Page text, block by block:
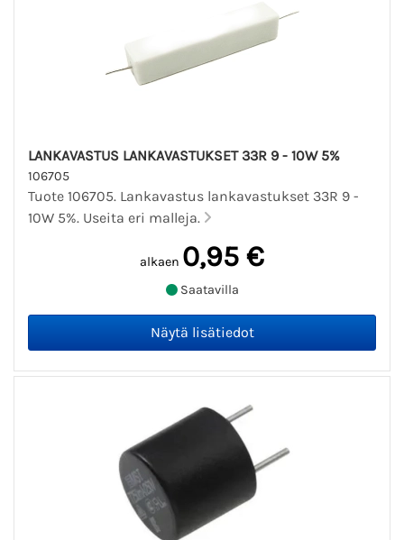
LANKAVASTUS LANKAVASTUKSET 33R 9 - 10W 5%
106705
Tuote 106705. Lankavastus lankavastukset 33R 9 -
10W 5%. Useita eri malleja.
alkaen 0,95 €
Saatavilla